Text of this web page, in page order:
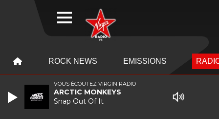
ROCK NEWS EMISSIONS
VOUS ÉCOUTEZ VIRGIN RADIO
ARCTIC MONKEYS
Snap Out Of It
WEBRADIO